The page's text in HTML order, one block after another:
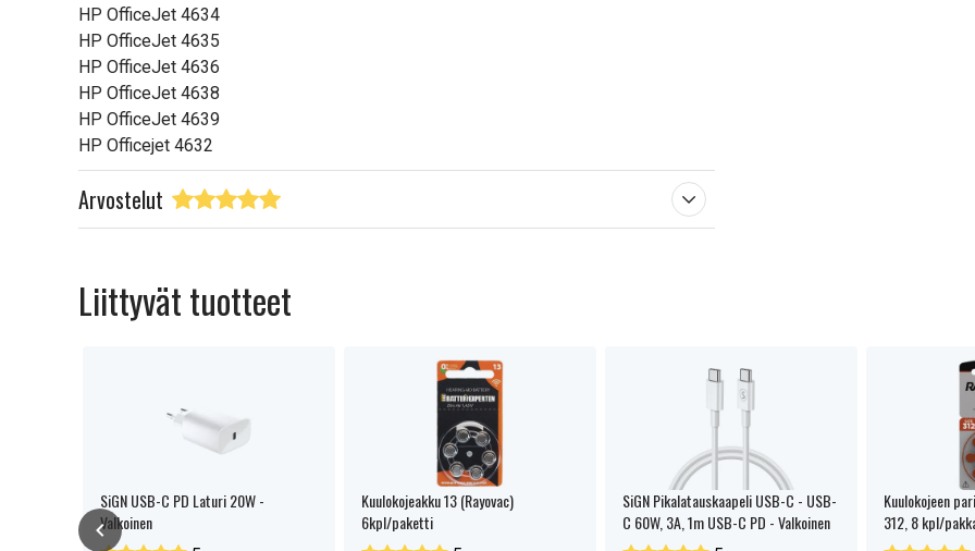
HP OfficeJet 4634
HP OfficeJet 4635
HP OfficeJet 4636
HP OfficeJet 4638
HP OfficeJet 4639
HP Officejet 4632
Arvostelut
Liittyvät tuotteet
SiGN USB-C PD Laturi 20W -
Valkoinen
Kuulokojeakku 13 (Rayovac)
6kpl/paketti
SiGN Pikalatauskaapeli USB-C - USB-
C 60W, 3A, 1m USB-C PD - Valkoinen
Kuulokojeen
312, 8 kpl/